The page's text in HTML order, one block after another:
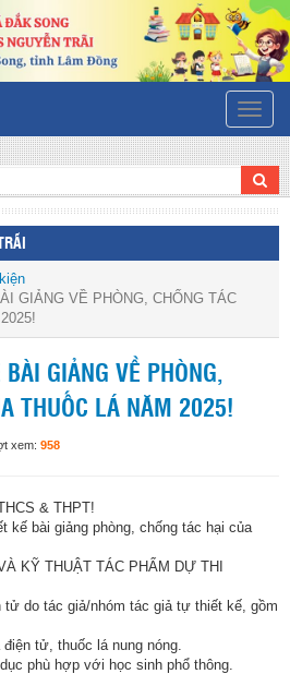
Toggle
GIẢNG VỀ PHÒNG, CHỐNG TÁC
GIẢNG VỀ PHÒNG,
THUỐC LÁ NĂM 2025!
xem: 958
& THPT!
kế bài giảng phòng, chống tác hại của
KỸ THUẬT TÁC PHẨM DỰ THI
tử do tác giả/nhóm tác giả tự thiết kế, gồm
tử, thuốc lá nung nóng.
phù hợp với học sinh phổ thông.